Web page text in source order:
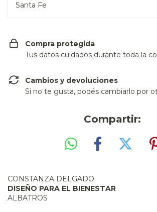
Santa Fe
Compra protegida
Tus datos cuidados durante toda la
Cambios y devoluciones
Si no te gusta, podés cambiarlo por
Compartir:
CONSTANZA DELGADO
DISEÑO PARA EL BIENESTAR
ALBATROS